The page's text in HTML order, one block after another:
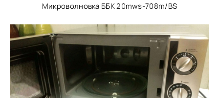
Микроволновка ББК 20mws-708m/BS